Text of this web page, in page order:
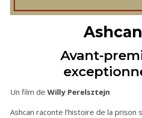
Ashcan
Avant-
Un film de Willy Perelsztejn
Ashcan raconte l’histoire de la prison